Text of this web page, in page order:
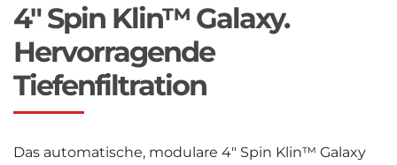
4" Spin Klin™ Galaxy.
Hervorragende
Tiefenfiltration
Das automatische, modulare 4″ Spin Klin™ Galaxy